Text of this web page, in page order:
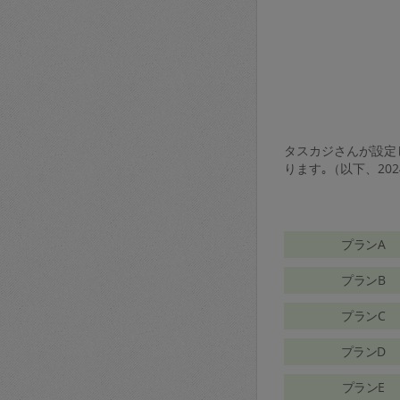
タスカジさんが設
ります｡（以下、
プランA
プランB
プランC
プランD
プランE